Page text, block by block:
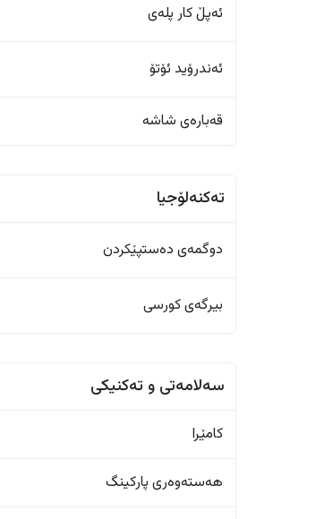
ئەپڵ کار پلەی
ئەندرۆید ئۆتۆ
قەبارەی شاشە
تەکنەلۆجیا
دوگمەی دەستپێکردن
بیرگەی کورسی
سەلامەتی و تەکنیکی
کامێرا
هەستەوەری پارکینگ